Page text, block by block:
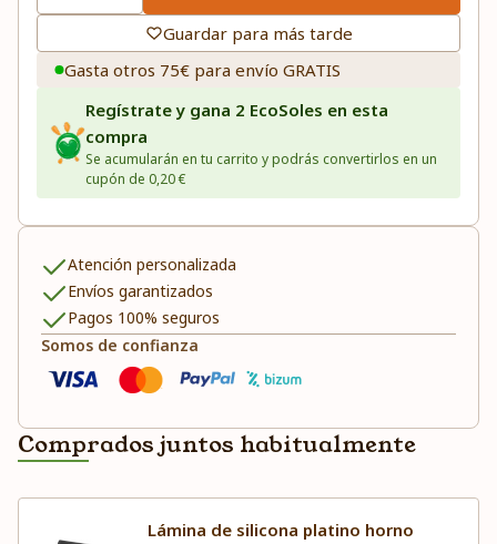
Guardar para más tarde
Gasta otros 75€ para envío GRATIS
Regístrate y gana 2 EcoSoles en esta
compra
Se acumularán en tu carrito y podrás convertirlos en un
cupón de 0,20 €
Atención personalizada
Envíos garantizados
Pagos 100% seguros
Somos de confianza
Comprados juntos habitualmente
Lámina de silicona platino horno